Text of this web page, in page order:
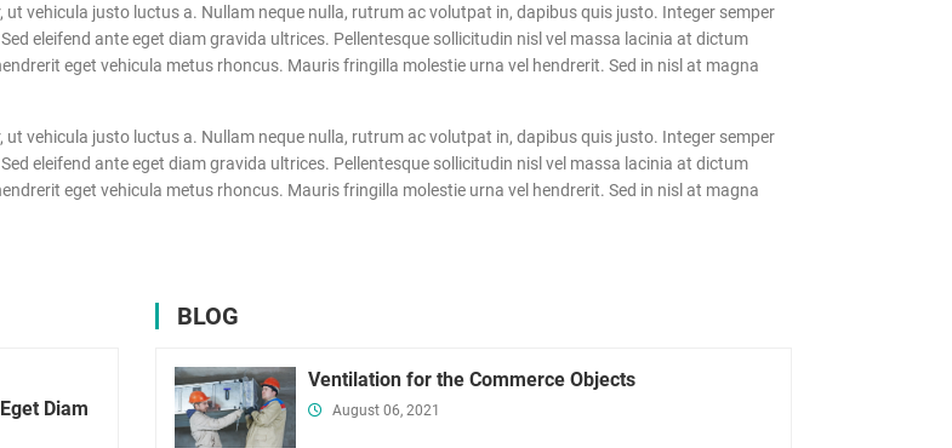
vehicula justo luctus a. Nullam neque nulla, rutrum ac volutpat in, dapibus quis justo. Integer semper
eleifend ante eget diam gravida ultrices. Pellentesque sollicitudin nisl vel massa lacinia at dictum
eget vehicula metus rhoncus. Mauris fringilla molestie urna vel hendrerit. Sed in nisl at magna
vehicula justo luctus a. Nullam neque nulla, rutrum ac volutpat in, dapibus quis justo. Integer semper
eleifend ante eget diam gravida ultrices. Pellentesque sollicitudin nisl vel massa lacinia at dictum
eget vehicula metus rhoncus. Mauris fringilla molestie urna vel hendrerit. Sed in nisl at magna
Diam
BLOG
Ventilation for the Commerce Objects
August 06, 2021